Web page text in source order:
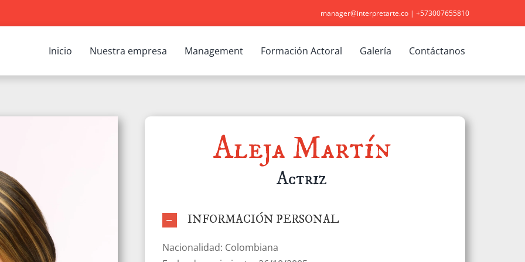
manager@interpretarte.co |+573007655810
Inicio Nuestra empresa Management Formación Actoral Galería Contáctanos
Aleja Martín
Actriz
INFORMACIÓN PERSONAL
Nacionalidad: Colombiana